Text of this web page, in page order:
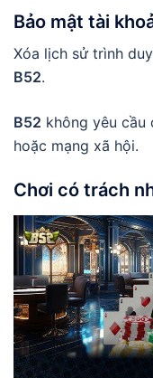
Bảo mật tài
Xóa lịch sử trình
B52.
B52 không yêu cầu
hoặc mạng xã hội.
Chơi có trách